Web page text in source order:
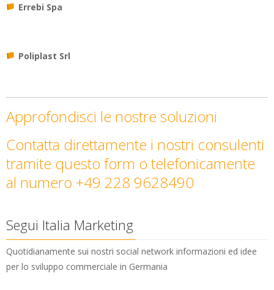
Errebi Spa
Poliplast Srl
Approfondisci le nostre soluzioni
Contatta direttamente i nostri consulenti
tramite questo form o telefonicamente
al numero +49 228 9628490
Segui Italia Marketing
Quotidianamente sui nostri social network informazioni ed idee
per lo sviluppo commerciale in Germania